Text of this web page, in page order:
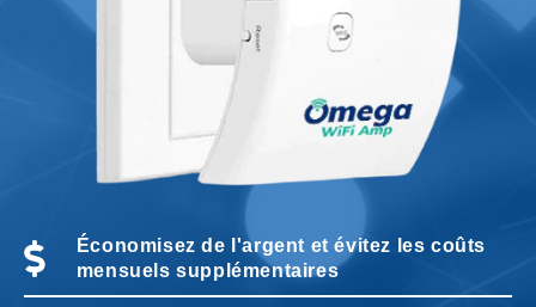
Économisez de l'argent et évitez les coûts
mensuels supplémentaires